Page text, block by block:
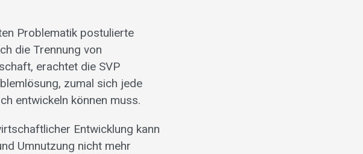
Problematik postulierte
die Trennung von
erachtet die SVP
zumal sich jede
entwickeln können muss.
Entwicklung kann
Umnutzung nicht mehr